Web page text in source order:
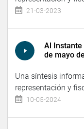
21-03-2023
Al Instante
de mayo
Una síntesis
representación y
10-05-2024